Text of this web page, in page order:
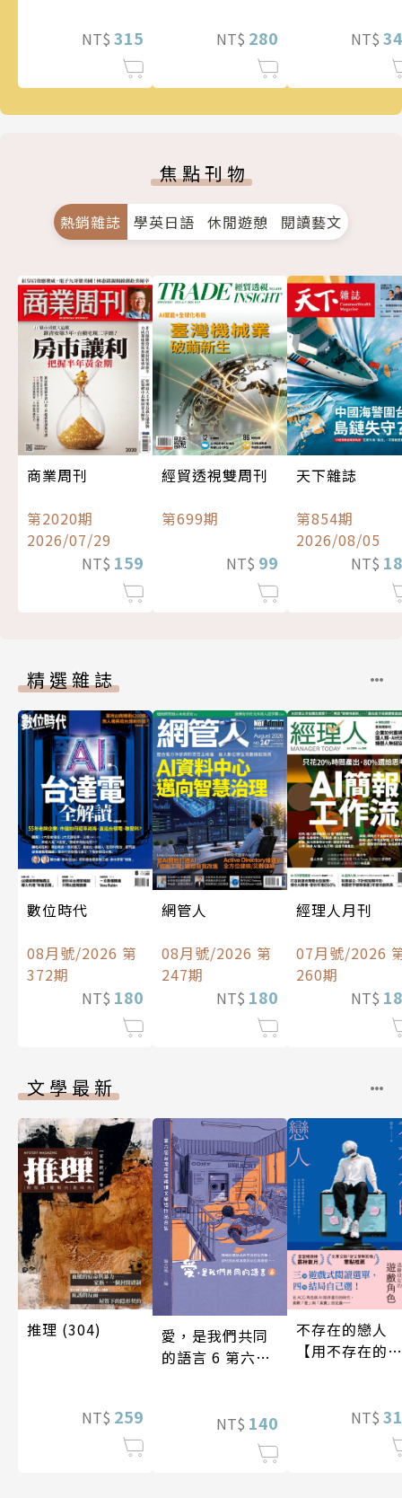
NT$ 315 NT$ 280
的情慾與驚悚！
NT$
焦點刊物
熱銷雜誌 學英日語 休閒遊憩 閱讀藝文
商業周刊
第2020期
2026/07/29
NT$ 159
經貿透視雙周刊
第699期
NT$ 99
天下雜誌
第854期
2026/08/05
NT$
精選雜誌
數位時代
08月號/2026 第
372期
NT$ 180
網管人
08月號/2026 第
247期
NT$ 180
經理人月刊
07月號/2026
260期
NT$
文學最新
推理 (304)
NT$ 259
愛，是我們共同
的語言 6 第六屆
NT$ 140
不存在的戀人
【用不存在的
NT$